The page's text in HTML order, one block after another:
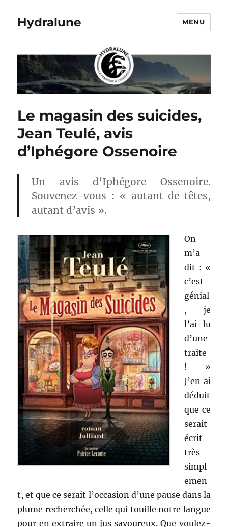
Hydralune MENU
Le magasin des suicides,
Jean Teulé, avis
d’Iphégore Ossenoire
Un avis d’Iphégore Ossenoire.
Souvenez-vous : « autant de têtes,
autant d’avis ».
On
m’a
dit : «
c’est
génial
, je
l’ai lu
d’une
traite
! »
J’en ai
déduit
que ce
serait
écrit
très
simpl
emen
t, et que ce serait l’occasion d’une pause dans la
plume recherchée, celle qui touille notre langue
pour en extraire un jus savoureux. Que voulez-